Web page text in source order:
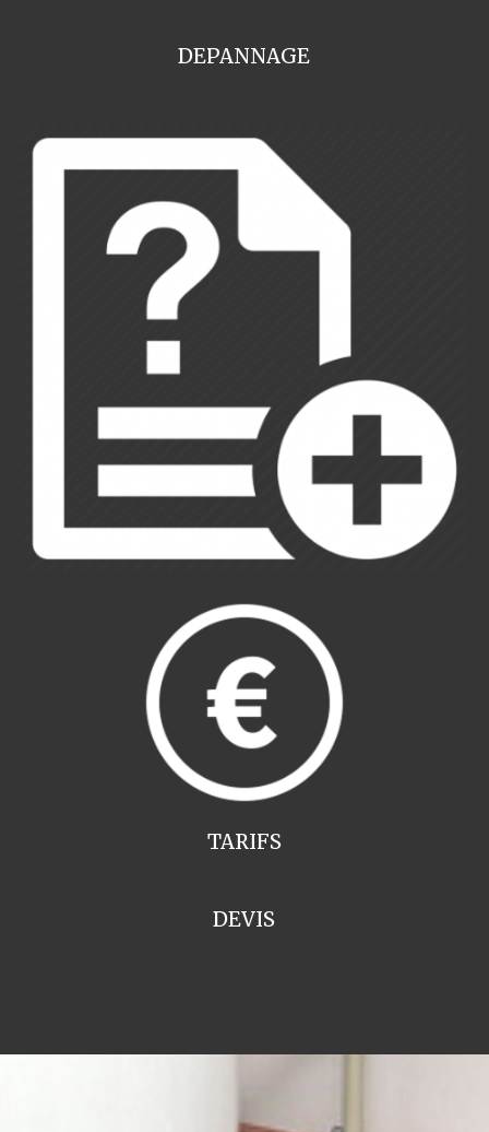
DEPANNAGE
TARIFS
DEVIS